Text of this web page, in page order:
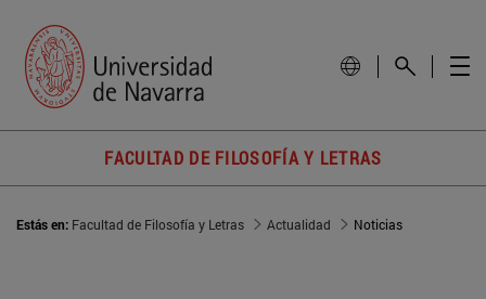
FACULTAD DE FILOSOFÍA Y LETRAS
Estás en: Facultad de Filosofía y Letras Actualidad Noticias